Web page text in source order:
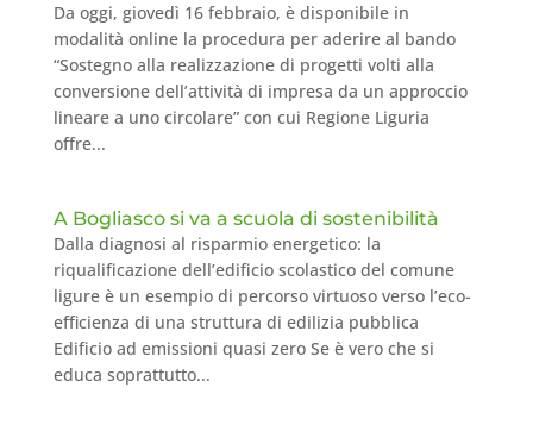
Da oggi, giovedì 16 febbraio, è disponibile in
modalità online la procedura per aderire al bando
“Sostegno alla realizzazione di progetti volti alla
conversione dell’attività di impresa da un approccio
lineare a uno circolare” con cui Regione Liguria
offre...
A Bogliasco si va a scuola di sostenibilità
Dalla diagnosi al risparmio energetico: la
riqualificazione dell’edificio scolastico del comune
ligure è un esempio di percorso virtuoso verso l’eco-
efficienza di una struttura di edilizia pubblica
Edificio ad emissioni quasi zero Se è vero che si
educa soprattutto...